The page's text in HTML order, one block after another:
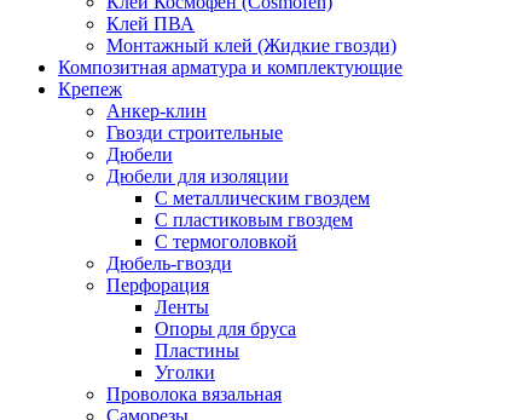
Клей ПВА
Монтажный клей (Жидкие гвозди)
Композитная арматура и комплектующие
Крепеж
Анкер-клин
Гвозди строительные
Дюбели
Дюбели для изоляции
С металлическим гвоздем
С пластиковым гвоздем
С термоголовкой
Дюбель-гвозди
Перфорация
Ленты
Опоры для бруса
Пластины
Уголки
Проволока вязальная
Саморезы